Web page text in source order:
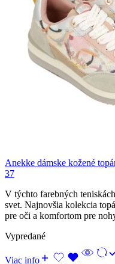
Anekke dámske kožené
37
V týchto farebných
svet. Najnovšia kolekcia
pre oči a komfortom pre
Vypredané
Viac info